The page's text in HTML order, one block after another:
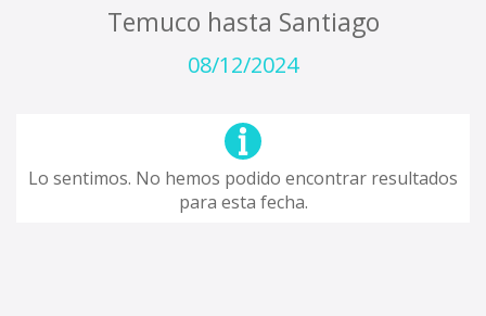
Temuco hasta Santiago
08/12/2024
Lo sentimos. No hemos podido encontrar resultados
para esta fecha.